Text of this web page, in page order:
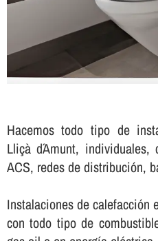
Hacemos todo tipo de
Lliçà d´Amunt,
ACS, redes de distribución,
Instalaciones de calefacción
con todo tipo de